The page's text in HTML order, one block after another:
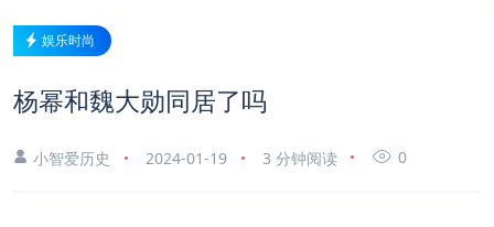
娱乐时尚
杨幂和魏大勋同居了吗
小智爱历史 2024-01-19 3 分钟阅读 0